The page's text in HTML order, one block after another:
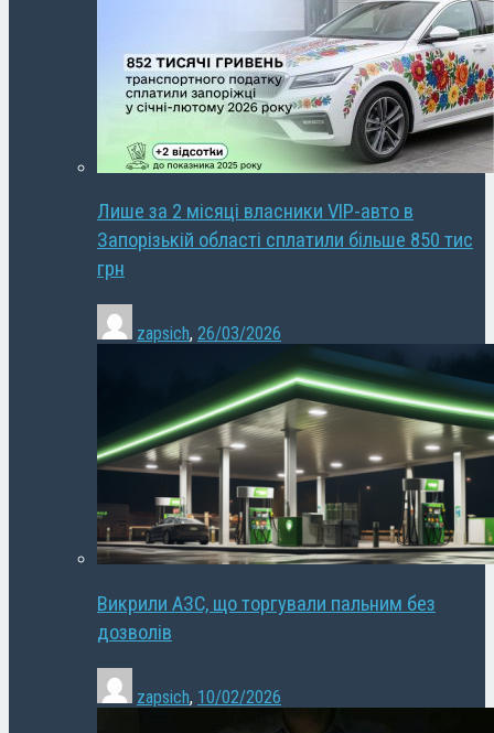
Лише за 2 місяці власники VIP-авто в
Запорізькій області сплатили більше 850 тис
грн
zapsich, 26/03/2026
Викрили АЗС, що торгували пальним без
дозволів
zapsich, 10/02/2026